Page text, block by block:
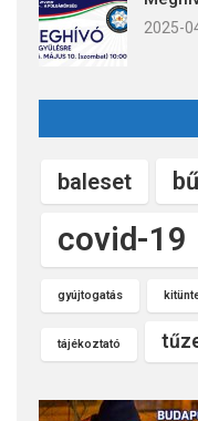
2025-
baleset
covid-19
gyújtogatás
tájékoztató